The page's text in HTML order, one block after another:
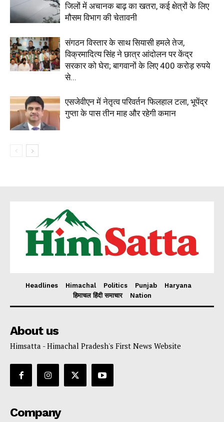
जिलों में अचानक बाढ़ का खतरा, कई क्षेत्रों के लिए
मौसम विभाग की चेतावनी
संगठन विस्तार के साथ सियासी हमले तेज,
विक्रमादित्य सिंह ने छात्र आंदोलन पर केंद्र
सरकार को घेरा; बागवानों के लिए 400 करोड़ रुपये
से...
एसजेवीएन में नेतृत्व परिवर्तन फिलहाल टला, भूपेंद्र
गुप्ता के पास तीन माह और रहेगी कमान
Headlines Himachal Politics Punjab
Haryana
हिमाचल हिंदी समाचार
Nation
About us
Himsatta - Himachal Pradesh's First News Website
Company